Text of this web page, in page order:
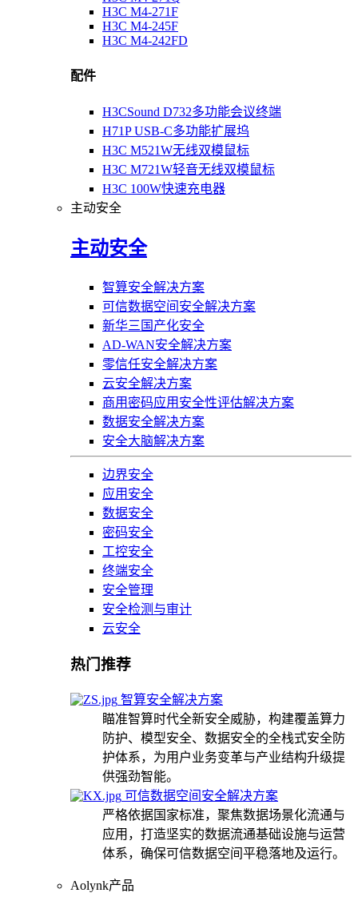
H3C M4-271F
H3C M4-245F
H3C M4-242FD
配件
H3CSound D732多功能会议终端
H71P USB-C多功能扩展坞
H3C M521W无线双模鼠标
H3C M721W轻音无线双模鼠标
H3C 100W快速充电器
主动安全
主动安全
智算安全解决方案
可信数据空间安全解决方案
新华三国产化安全
AD-WAN安全解决方案
零信任安全解决方案
云安全解决方案
商用密码应用安全性评估解决方案
数据安全解决方案
安全大脑解决方案
边界安全
应用安全
数据安全
密码安全
工控安全
终端安全
安全管理
安全检测与审计
云安全
热门推荐
智算安全解决方案
瞄准智算时代全新安全威胁，构建覆盖算力
防护、模型安全、数据安全的全栈式安全防
护体系，为用户业务变革与产业结构升级提
供强劲智能。
可信数据空间安全解决方案
严格依据国家标准，聚焦数据场景化流通与
应用，打造坚实的数据流通基础设施与运营
体系，确保可信数据空间平稳落地及运行。
Aolynk产品